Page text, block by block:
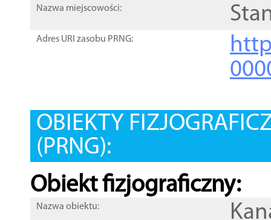
Nazwa miejscowości:
Adres URI zasobu PRNG:
OBIEKTY
(PRNG):
Obiekt fizjograficzny:
Nazwa obiektu: